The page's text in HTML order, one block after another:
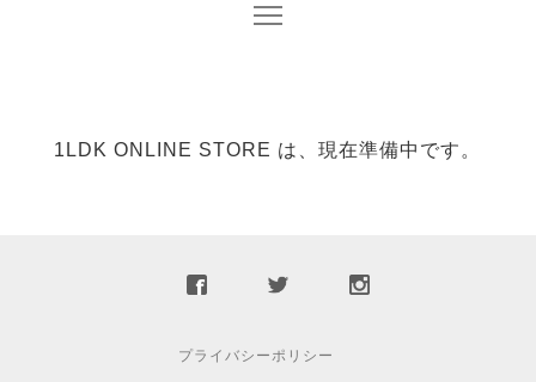
1LDK ONLINE STORE は、現在準備中です。
プライバシーポリシー